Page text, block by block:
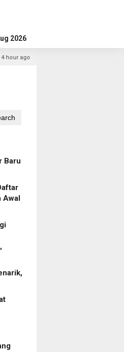
2026
Ketahanan Pangan dan Energi Nasional,
Baru
Awal